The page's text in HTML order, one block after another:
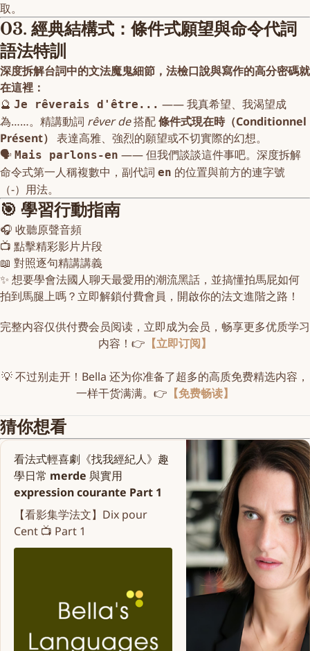
取。
03. 經典結構式：條件式願望與命令代詞
語法特訓
深度拆解台詞中的文法魔鬼細節，法檢口說與寫作的高分密碼就
在這裡：
🔮 Je rêverais d'être... —— 我真希望、我渴望成
為……。精講動詞 rêver de搭配條件式現在時（Conditionnel
Présent） 表達高雅、強烈的願望或不切實際的幻想。
🗣️ Mais parlons-en —— 但我們談談這件事吧。深度拆解
命令式第一人稱複數中，副代詞 en 的位置與前方的連字號
（-）用法。
🎯 學習行動指南
🎧 收聽原聲音頻
📺 點擊精彩影片片段
📖 對照逐句精講講義
✨ 想要學會法國人聊天最愛用的潮流黑話，並搞懂拍馬屁如何
拍到馬腿上嗎？ 立即解鎖付費會員 ，開啟你的法文進階之路！
完整内容仅供付费会员阅读，立即成为会员，畅享更多优质学习
内容！👉 【立即订阅】
💡 不过别走开！Bella 还为你准备了超多的高质免费精选内容，
一样干货满满。👉 【免费畅读】
猜你想看
看法式輕喜劇《找我經紀人》趣
學日常 merde 與實用
expression courante Part 1
【看影集学法文】Dix pour
Cent 📺 Part 1